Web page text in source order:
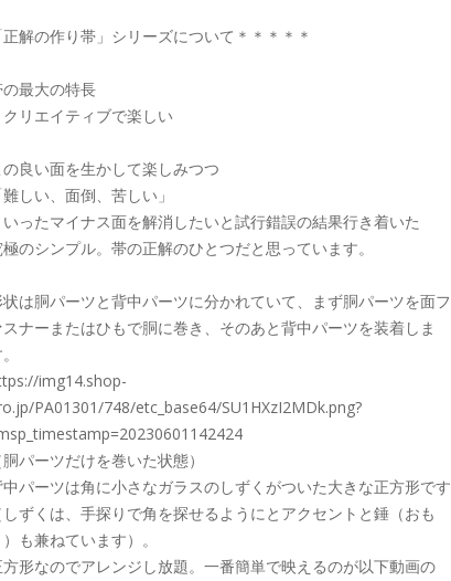
解の作り帯」シリーズについて＊＊＊＊＊
最大の特長
リエイティブで楽しい
良い面を生かして楽しみつつ
しい、面倒、苦しい」
ったマイナス面を解消したいと試行錯誤の結果行き着いた
のシンプル。帯の正解のひとつだと思っています。
は胴パーツと背中パーツに分かれていて、まず胴パーツを面フ
ナーまたはひもで胴に巻き、そのあと背中パーツを装着しま
img14.shop-
PA01301/748/etc_base64/SU1HXzI2MDk.png?
パーツだけを巻いた状態）
パーツは角に小さなガラスのしずくがついた大きな正方形です
ずくは、手探りで角を探せるようにとアクセントと錘（おも
も兼ねています）。
形なのでアレンジし放題。一番簡単で映えるのが以下動画の